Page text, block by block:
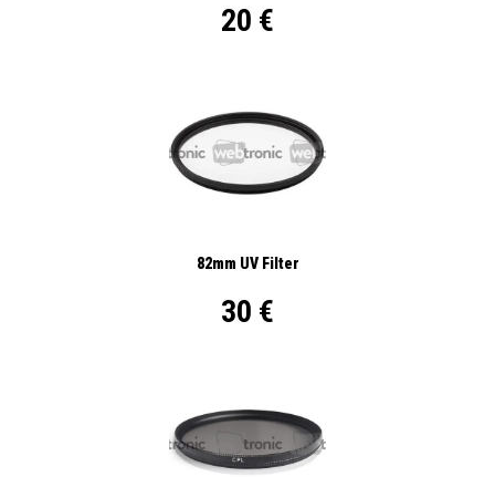
20 €
82mm UV Filter
30 €